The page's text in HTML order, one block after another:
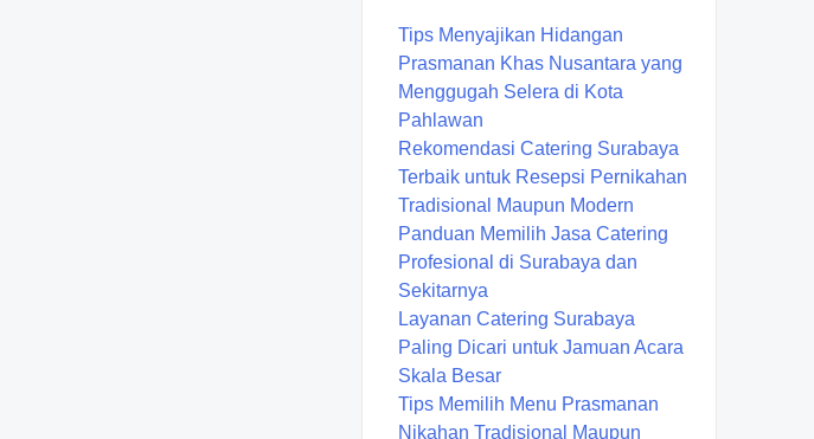
Tips Menyajikan Hidangan
Prasmanan Khas Nusantara yang
Menggugah Selera di Kota
Pahlawan
Rekomendasi Catering Surabaya
Terbaik untuk Resepsi Pernikahan
Tradisional Maupun Modern
Panduan Memilih Jasa Catering
Profesional di Surabaya dan
Sekitarnya
Layanan Catering Surabaya
Paling Dicari untuk Jamuan Acara
Skala Besar
Tips Memilih Menu Prasmanan
Nikahan Tradisional Maupun